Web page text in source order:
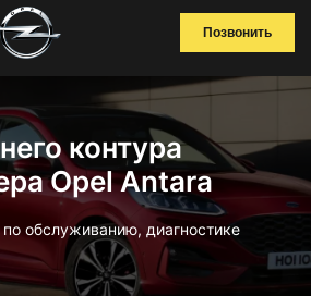
Позвонить
контура
Opel Antara
обслуживанию, диагностике